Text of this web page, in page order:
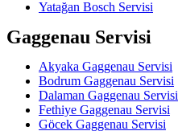
Yatağan Bosch Servisi
Gaggenau Servisi
Akyaka Gaggenau Servisi
Bodrum Gaggenau Servisi
Dalaman Gaggenau Servisi
Fethiye Gaggenau Servisi
Göcek Gaggenau Servisi